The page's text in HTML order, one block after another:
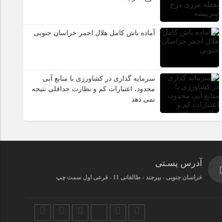
آماده باش کامل هلال احمر خراسان جنوبی
سرمایه گذاری در کشاورزی با منابع آبی
محدود، اعتبارات کم و نظارت حداقلی نتیجه
نمی دهد
آدرس پسـتی
خراسان جنوبی - بیرجند - طالقانی 11 - فرعی اول سمت چپ